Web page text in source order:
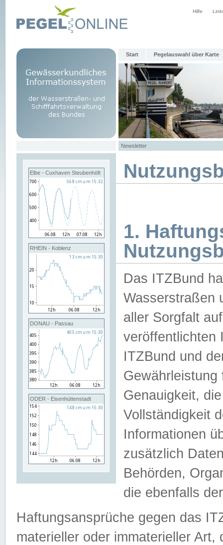
Hilfe
Start Pegelauswahl über Karte
Newsletter
Elbe - Cuxhaven Steubenhöft
RHEIN - Koblenz
DONAU - Passau
ODER - Eisenhüttenstadt
1.
Das ITZBund
Wasserstraßen
aller Sorgfalt
veröffentlichten
ITZBund und
Genauigkeit,
Vollständigkeit
Informationen
zusätzlich
Behörden,
die ebenfalls
Haftungsansprüche gegen das
materieller oder immaterieller